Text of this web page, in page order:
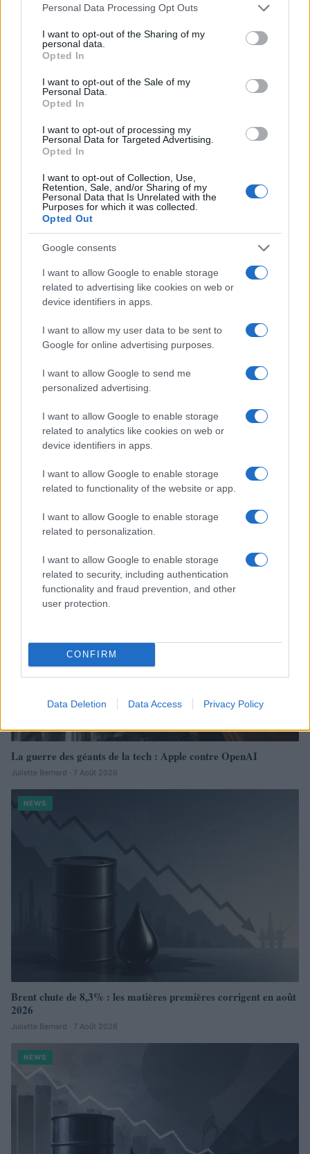
Please note that this website/app uses one or more Google
not limited to your visit or usage behaviour. You may click to
grant or deny consent to Google and its third-party tags to
use your data for below specified purposes in below Google
consent section.
Personal Data Processing Opt Outs
I want to opt-out of the Sharing of my
personal data.
Opted In
I want to opt-out of the Sale of my
Personal Data.
Opted In
I want to opt-out of processing my
Personal Data for Targeted Advertising.
Opted In
I want to opt-out of Collection, Use,
Retention, Sale, and/or Sharing of my
Personal Data that Is Unrelated with the
Purposes for which it was collected.
Opted Out
Google consents
I want to allow Google to enable storage
related to advertising like cookies on web or
device identifiers in apps.
I want to allow my user data to be sent to
Google for online advertising purposes.
I want to allow Google to send me
personalized advertising.
I want to allow Google to enable storage
related to analytics like cookies on web or
device identifiers in apps.
I want to allow Google to enable storage
related to functionality of the website or app.
I want to allow Google to enable storage
related to personalization.
I want to allow Google to enable storage
related to security, including authentication
functionality and fraud prevention, and other
user protection.
CONFIRM
Data Deletion Data Access Privacy Policy
obligations de base. De plus, en raison de leurs
caractéristiques de ROC élevé, ces ETF pourraient être
plus adaptés aux comptes à fiscalité avantageuse afin
d’atténuer l’impact des distributions sur le revenu
imposable.
AUTEUR
Continuez la lecture
NEWS
La guerre des géants de la tech : Apple contre OpenAI
Juliette Bernard · 7 Août 2026
NEWS
Brent chute de 8,3% : les matières premières corrigent en août
2026
Juliette Bernard · 7 Août 2026
NEWS